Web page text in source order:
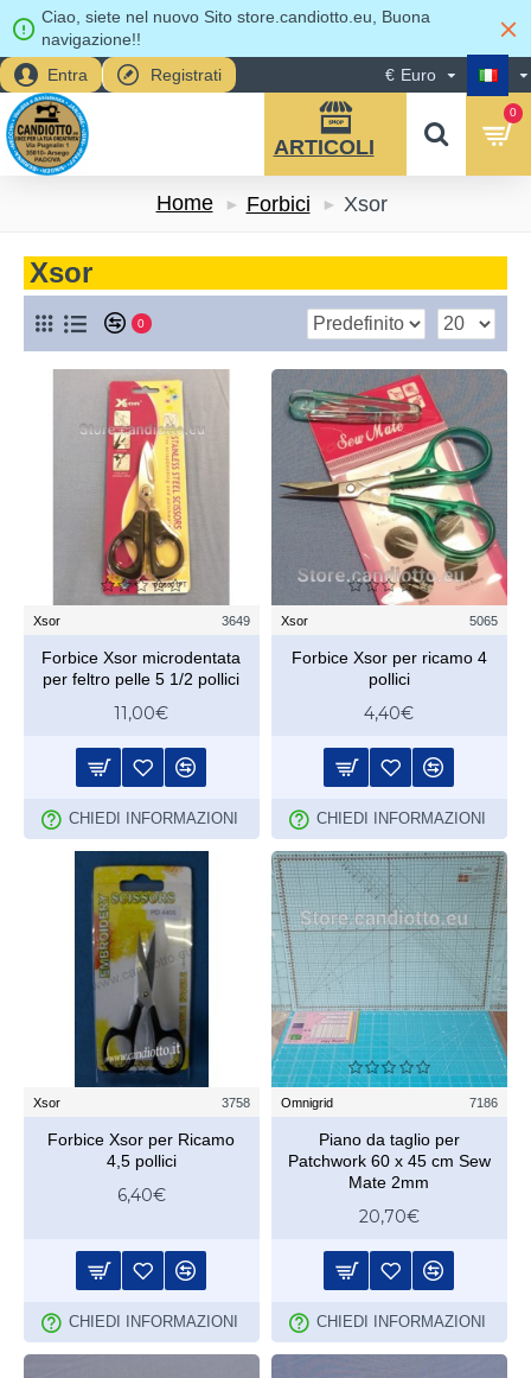
Ciao, siete nel nuovo Sito store.candiotto.eu, Buona
navigazione!!
Entra
Registrati € Euro
0
Home Forbici Xsor
Xsor
0
Xsor 3649
Forbice Xsor microdentata
per feltro pelle 5 1/2 pollici
11,00€
CHIEDI INFORMAZIONI
Xsor 5065
Forbice Xsor per ricamo 4
pollici
4,40€
CHIEDI INFORMAZIONI
Xsor 3758
Forbice Xsor per Ricamo
4,5 pollici
6,40€
CHIEDI INFORMAZIONI
Omnigrid 7186
Piano da taglio per
Patchwork 60 x 45 cm Sew
Mate 2mm
20,70€
CHIEDI INFORMAZIONI